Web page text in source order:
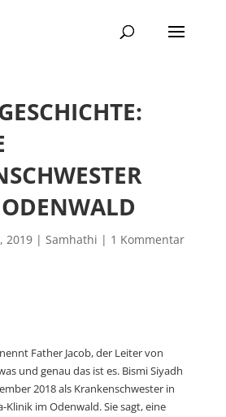
2019| Samhathi | 1 Kommentar
Father Jacob, der Leiter von
und genau das ist es. Bismi Siyadh
2018 als Krankenschwester in
Klinik im Odenwald. Sie sagt, eine